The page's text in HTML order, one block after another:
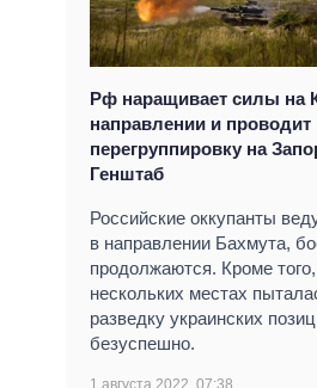
Рф наращивает силы на
направлении и проводит
перегруппировку на
Генштаб
Российские оккупанты
в направлении Бахмута,
продолжаются. Кроме
нескольких местах
разведку украинских
безуспешно.
1 августа 2022, 07:38